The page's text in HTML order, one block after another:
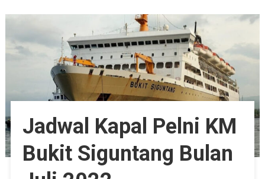
Jadwal Kapal Pelni KM
Bukit Siguntang Bulan